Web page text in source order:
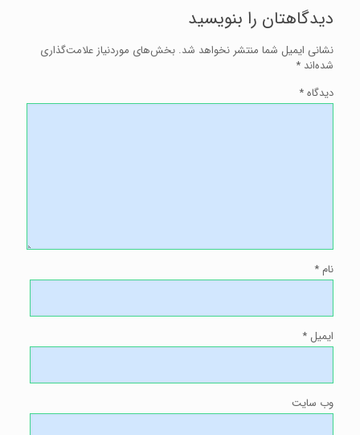
دیدگاهتان را بنویسید
نشانی ایمیل شما منتشر نخواهد شد. بخش‌های موردنیاز علامت‌گذاری
شده‌اند *
دیدگاه*
نام *
ایمیل *
وب‌ سایت